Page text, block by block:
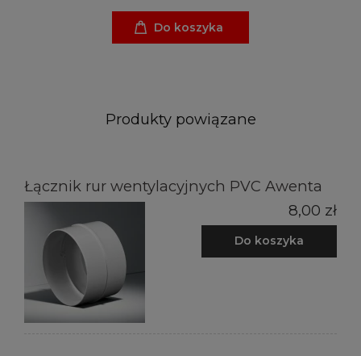
Do koszyka
Produkty powiązane
Łącznik rur wentylacyjnych PVC Awenta
8,00 zł
Do koszyka